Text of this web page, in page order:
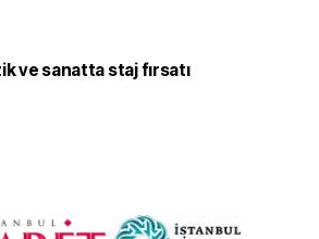
ve sanatta staj fırsatı